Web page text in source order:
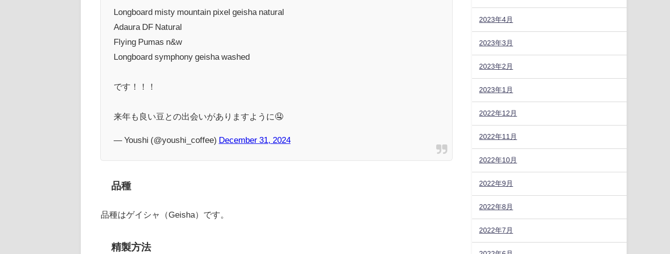
Longboard misty mountain pixel geisha natural
Adaura DF Natural
Flying Pumas n&w
Longboard symphony geisha washed
です！！！
来年も良い豆との出会いがありますように🤤
— Youshi (@youshi_coffee) December 31, 2024
品種
品種はゲイシャ（Geisha）です。
精製方法
2023年4月
2023年3月
2023年2月
2023年1月
2022年12月
2022年11月
2022年10月
2022年9月
2022年8月
2022年7月